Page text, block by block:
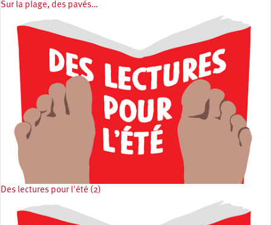
Sur la plage, des pavés…
Des lectures pour l'été (2)